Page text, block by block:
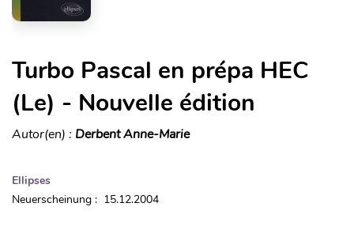
Turbo Pascal en prépa HEC
(Le) - Nouvelle édition
Autor(en) : Derbent Anne-Marie
Ellipses
Neuerscheinung : 15.12.2004